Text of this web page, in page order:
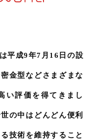
平成9年7月16日の設
金型などさまざまな
い評価を得てきまし
の中はどんどん便利
技術を維持すること